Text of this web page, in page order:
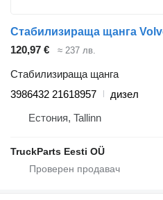
120,97 € ≈ 237 лв.
Стабилизираща щанга
3986432 21618957
дизел
Естония, Tallinn
TruckParts Eesti OÜ